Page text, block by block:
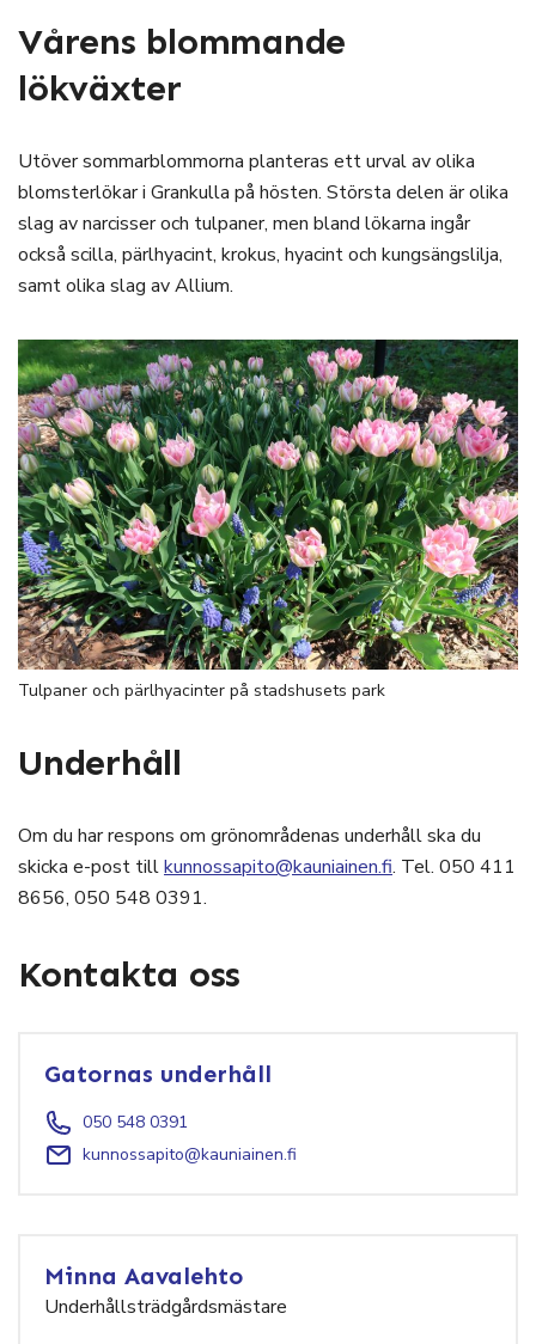
Vårens blommande
lökväxter
Utöver sommarblommorna planteras ett urval av olika
blomsterlökar i Grankulla på hösten. Största delen är olika
slag av narcisser och tulpaner, men bland lökarna ingår
också scilla, pärlhyacint, krokus, hyacint och kungsängslilja,
samt olika slag av Allium.
Tulpaner och pärlhyacinter på stadshusets park
Underhåll
Om du har respons om grönområdenas underhåll ska du
skicka e-post tillkunnossapito@kauniainen.fi. Tel. 050 411
8656, 050 548 0391.
Kontakta oss
Gatornas underhåll
050 548 0391
kunnossapito@kauniainen.fi
Minna Aavalehto
Underhållsträdgårdsmästare